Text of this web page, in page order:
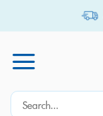
Search